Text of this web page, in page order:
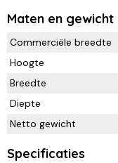
Maten en gewicht
Commerciële breedte
Hoogte
Breedte
Diepte
Netto gewicht
Specificaties